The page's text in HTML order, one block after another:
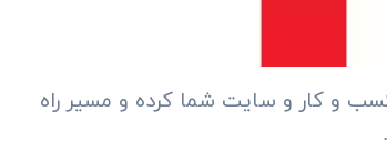
کسب و کار و سایت شما کرده و مسیر راه